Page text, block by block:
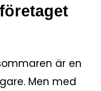
är en
Men med